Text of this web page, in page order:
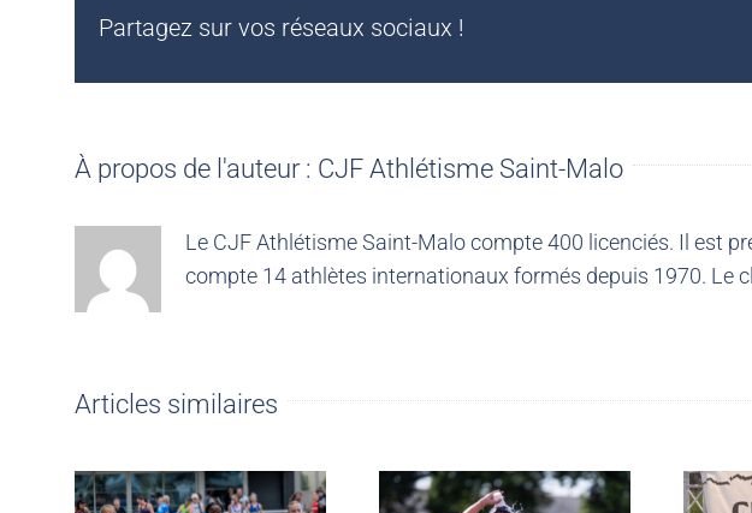
Partagez sur vos réseaux sociaux !
À propos de l'auteur : CJF Athlétisme Saint-Malo
Le CJF Athlétisme Saint-Malo compte 400 licenciés. Il est
compte 14 athlètes internationaux formés depuis 1970. Le
Articles similaires